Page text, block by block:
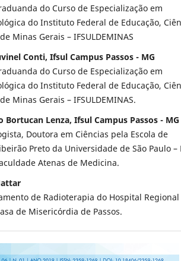
do Curso de Especialização em
do Instituto Federal de Educação,
Minas Gerais – IFSULDEMINAS
Conti, Ifsul Campus Passos - MG
do Curso de Especialização em
do Instituto Federal de Educação,
Minas Gerais – IFSULDEMINAS.
Bortucan Lenza, Ifsul Campus Passos - MG
Doutora em Ciências pela Escola de
Preto da Universidade de São Paulo –
Atenas de Medicina.
de Radioterapia do Hospital
de Misericórdia de Passos.